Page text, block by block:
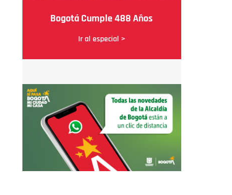
Bogotá Cumple 488 Años
Ir al especial >